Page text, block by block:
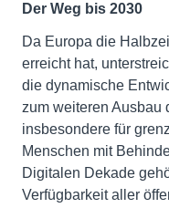
Der Weg bis 2030
Da Europa die
erreicht hat,
die dynamische
zum weiteren Ausbau
insbesondere für
Menschen mit
Digitalen Dekade
Verfügbarkeit aller